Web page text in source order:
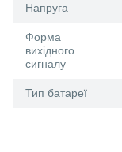
Напруга
Форма
вихідного
сигналу
Тип батареї